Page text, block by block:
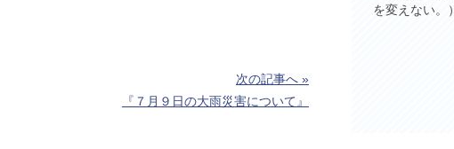
次の記事へ »
『７月９日の大雨災害について』
を変えない。）